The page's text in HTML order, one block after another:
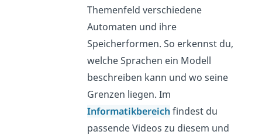
Themenfeld verschiedene
Automaten und ihre
Speicherformen. So erkennst du,
welche Sprachen ein Modell
beschreiben kann und wo seine
Grenzen liegen. Im
Informatikbereich findest du
passende Videos zu diesem und